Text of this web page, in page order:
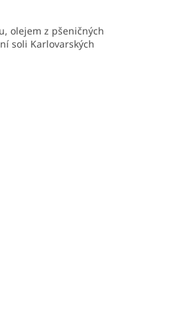
olejem z pšeničných
soli Karlovarských